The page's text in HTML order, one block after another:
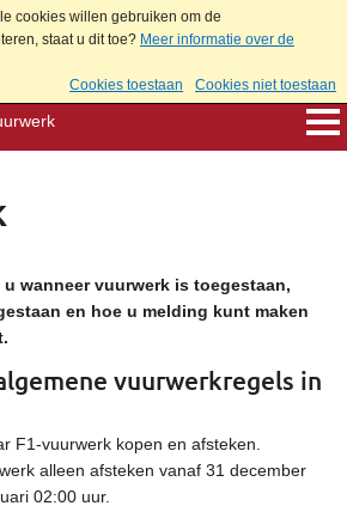
cookies willen gebruiken om de
staat u dit toe? Meer informatie over de
Cookies toestaan
Cookies niet toestaan
wanneer vuurwerk is toegestaan,
en hoe u melding kunt maken
vuurwerkregels in
F1-vuurwerk kopen en afsteken.
alleen afsteken vanaf 31 december
02:00 uur.